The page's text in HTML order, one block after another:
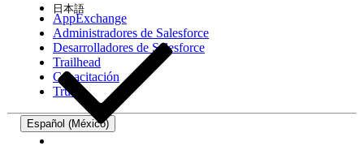
Experiencia
AppExchange
Administradores de Salesforce
Desarrolladores de Salesforce
Trailhead
Capacitación
Trust
Español (México)
日本語